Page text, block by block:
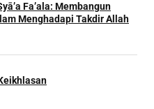
Fa’ala: Membangun
Menghadapi Takdir Allah